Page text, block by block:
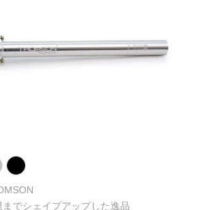
までシェイプアップした逸品